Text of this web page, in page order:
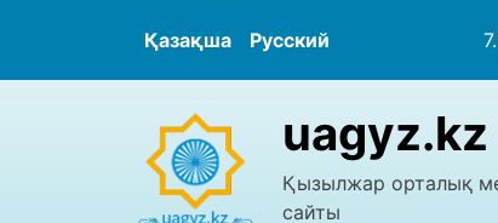
Қазақша Русский
uagyz.kz
Қызылжар орталық
сайты